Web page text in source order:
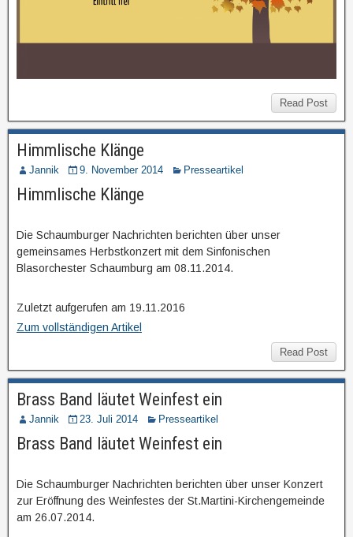
Read Post
Himmlische Klänge
Jannik 9. November 2014 Presseartikel
Himmlische Klänge
Die Schaumburger Nachrichten berichten über unser
gemeinsames Herbstkonzert mit dem Sinfonischen
Blasorchester Schaumburg am 08.11.2014.
Zuletzt aufgerufen am 19.11.2016
Zum vollständigen Artikel
Read Post
Brass Band läutet Weinfest ein
Jannik 23. Juli 2014 Presseartikel
Brass Band läutet Weinfest ein
Die Schaumburger Nachrichten berichten über unser Konzert
zur Eröffnung des Weinfestes der St.Martini-Kirchengemeinde
am 26.07.2014.